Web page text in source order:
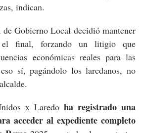
indican.
de Gobierno Local decidió mantener
el final, forzando un litigio que
económicas reales para las
sí, pagándolo los laredanos, no
x Laredo ha registrado una
acceder al expediente completo